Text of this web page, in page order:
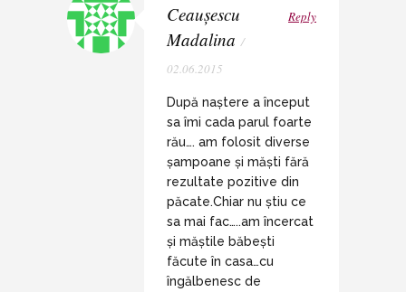
Ceaușescu
Madalina /
02.06.2015
Reply
După naștere a început
sa îmi cada parul foarte
rău…. am folosit diverse
șampoane și măști fără
rezultate pozitive din
păcate.Chiar nu știu ce
sa mai fac…..am încercat
și măștile băbești
făcute în casa…cu
îngălbenesc de